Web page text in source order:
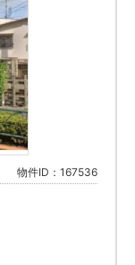
物件ID：167536